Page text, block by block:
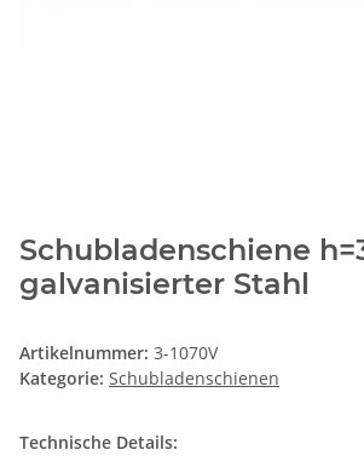
Schubladenschiene
galvanisierter Stahl
Artikelnummer: 3-1070V
Kategorie: Schubladenschienen
Technische Details: